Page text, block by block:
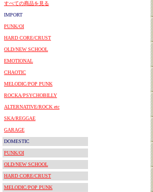
すべての商品を見る
IMPORT
PUNK/OI
HARD CORE/CRUST
OLD/NEW SCHOOL
EMOTIONAL
CHAOTIC
MELODIC/POP PUNK
ROCKA/PSYCHOBILLY
ALTERNATIVE/ROCK etc
SKA/REGGAE
GARAGE
DOMESTIC
PUNK/OI
OLD/NEW SCHOOL
HARD CORE/CRUST
MELODIC/POP PUNK